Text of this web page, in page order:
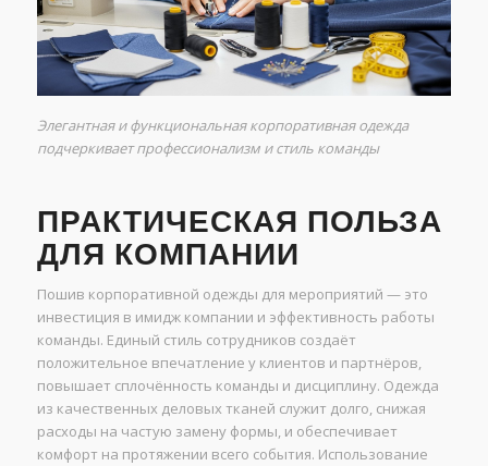
Элегантная и функциональная корпоративная одежда
подчеркивает профессионализм и стиль команды
ПРАКТИЧЕСКАЯ ПОЛЬЗА
ДЛЯ КОМПАНИИ
Пошив корпоративной одежды для мероприятий — это
инвестиция в имидж компании и эффективность работы
команды. Единый стиль сотрудников создаёт
положительное впечатление у клиентов и партнёров,
повышает сплочённость команды и дисциплину. Одежда
из качественных деловых тканей служит долго, снижая
расходы на частую замену формы, и обеспечивает
комфорт на протяжении всего события. Использование